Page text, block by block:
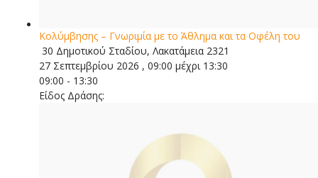
Κολύμβησης – Γνωριμία με το Άθλημα και τα Οφέλη του
30 Δημοτικού Σταδίου, Λακατάμεια 2321
27 Σεπτεμβρίου 2026 , 09:00 μέχρι 13:30
09:00 - 13:30
Είδος Δράσης: